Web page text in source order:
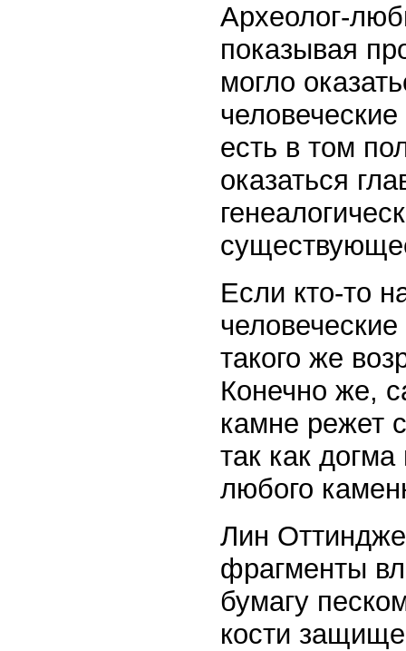
Археолог-
показывая
могло
есть в том
оказаться
Если кто-то
такого же
Конечно же,
камне режет
так как
любого
Лин
фрагменты
бумагу
кости